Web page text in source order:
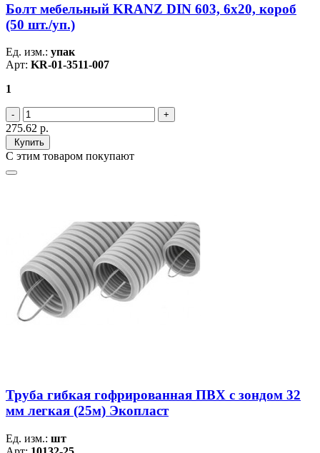
Болт мебельный KRANZ DIN 603, 6х20, короб
(50 шт./уп.)
Ед. изм.: упак
Арт: KR-01-3511-007
1
275.62 р.
Купить
С этим товаром покупают
Труба гибкая гофрированная ПВХ с зондом 32
мм легкая (25м) Экопласт
Ед. изм.: шт